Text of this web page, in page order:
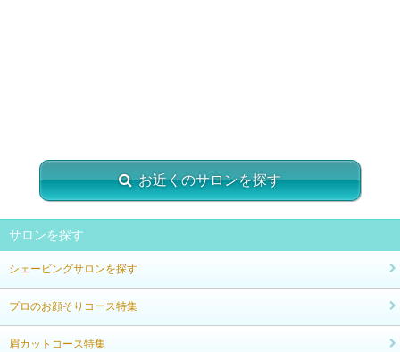
お近くのサロンを探す
サロンを探す
シェービングサロンを探す
プロのお顔そりコース特集
眉カットコース特集